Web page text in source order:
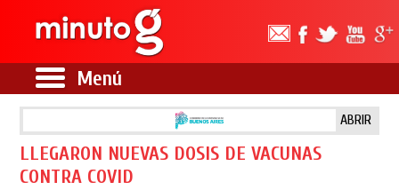
Menú
ABRIR
LLEGARON NUEVAS DOSIS DE VACUNAS
CONTRA COVID